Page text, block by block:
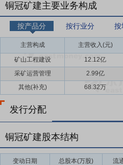
铜冠矿建主要业务构成
按产品分 按行业分 按
主营构成 主营收入(元)
矿山工程建设 12.12亿
采矿运营管理
2.99亿
其他(补充)
68.32万
发行分配
铜冠矿建股本结构
变动日期 总股本(万股) 流